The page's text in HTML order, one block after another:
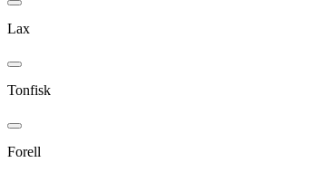
Lax
Tonfisk
Forell